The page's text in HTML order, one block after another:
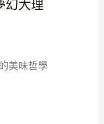
幻大理
美味哲學